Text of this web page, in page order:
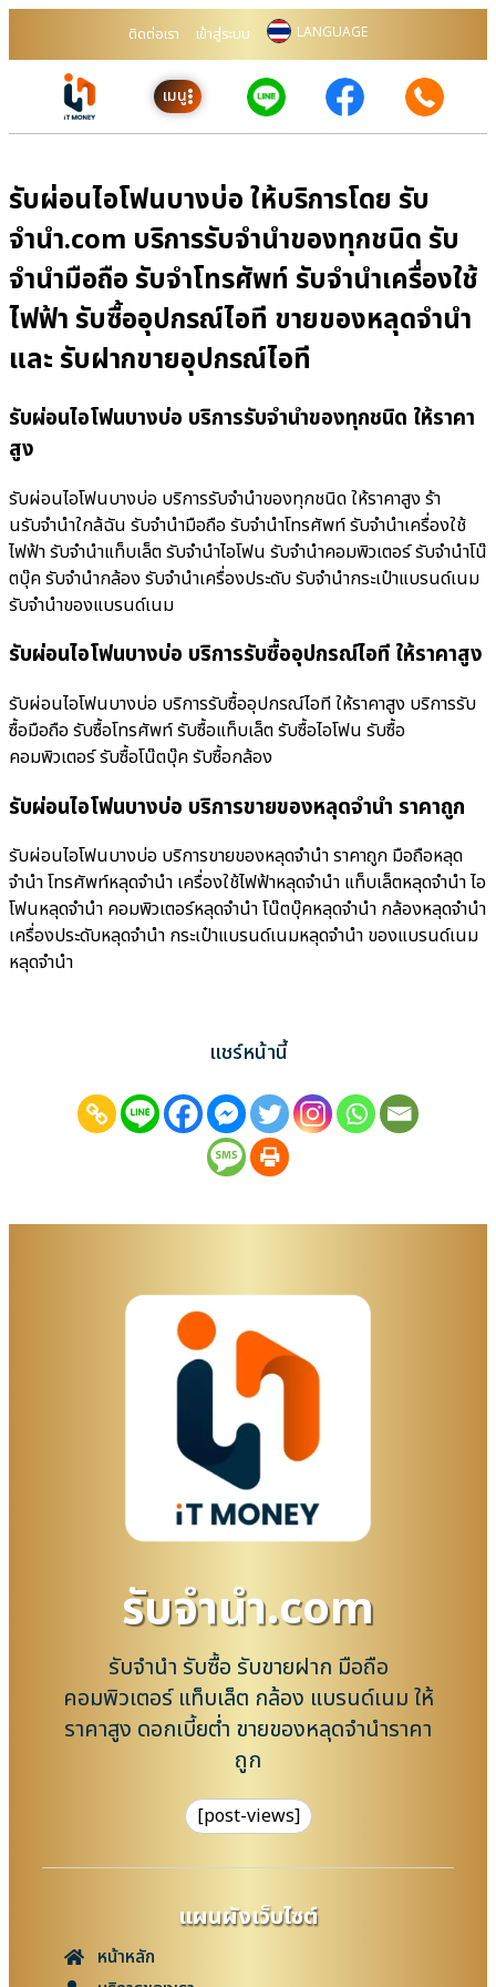
ติดต่อเรา เข้าสู่ระบบ LANGUAGE
เมนู
รับผ่อนไอโฟนบางบ่อ ให้บริการโดย รับ
จํานํา.com บริการรับจำนำของทุกชนิด รับ
จำนำมือถือ รับจำโทรศัพท์ รับจำนำเครื่องใช้
ไฟฟ้า รับซื้ออุปกรณ์ไอที ขายของหลุดจำนำ
และ รับฝากขายอุปกรณ์ไอที
รับผ่อนไอโฟนบางบ่อ บริการรับจำนำของทุกชนิด ให้ราคา
สูง
รับผ่อนไอโฟนบางบ่อ บริการรับจำนำของทุกชนิด ให้ราคาสูง ร้า
นรับจํานําใกล้ฉัน รับจำนำมือถือ รับจำนำโทรศัพท์ รับจำนำเครื่องใช้
ไฟฟ้า รับจำนำแท็บเล็ต รับจำนำไอโฟน รับจำนำคอมพิวเตอร์ รับจำนำโน๊
ตบุ๊ค รับจำนำกล้อง รับจำนำเครื่องประดับ รับจำนำกระเป๋าแบรนด์เนม
รับจำนำของแบรนด์เนม
รับผ่อนไอโฟนบางบ่อ บริการรับซื้ออุปกรณ์ไอที ให้ราคาสูง
รับผ่อนไอโฟนบางบ่อ บริการรับซื้ออุปกรณ์ไอที ให้ราคาสูง บริการรับ
ซื้อมือถือ รับซื้อโทรศัพท์ รับซื้อแท็บเล็ต รับซื้อไอโฟน รับซื้อ
คอมพิวเตอร์ รับซื้อโน๊ตบุ๊ค รับซื้อกล้อง
รับผ่อนไอโฟนบางบ่อ บริการขายของหลุดจำนำ ราคาถูก
รับผ่อนไอโฟนบางบ่อ บริการขายของหลุดจำนำ ราคาถูก มือถือหลุด
จำนำ โทรศัพท์หลุดจำนำ เครื่องใช้ไฟฟ้าหลุดจำนำ แท็บเล็ตหลุดจำนำ ไอ
โฟนหลุดจำนำ คอมพิวเตอร์หลุดจำนำ โน๊ตบุ๊คหลุดจำนำ กล้องหลุดจำนำ
เครื่องประดับหลุดจำนำ กระเป๋าแบรนด์เนมหลุดจำนำ ของแบรนด์เนม
หลุดจำนำ
แชร์หน้านี้
รับจํานํา.com
รับจำนำ รับซื้อ รับขายฝาก มือถือ
คอมพิวเตอร์ แท็บเล็ต กล้อง แบรนด์เนม ให้
ราคาสูง ดอกเบี้ยต่ำ ขายของหลุดจำนำราคา
ถูก
[post-views]
แผนผังเว็บไซต์
หน้าหลัก